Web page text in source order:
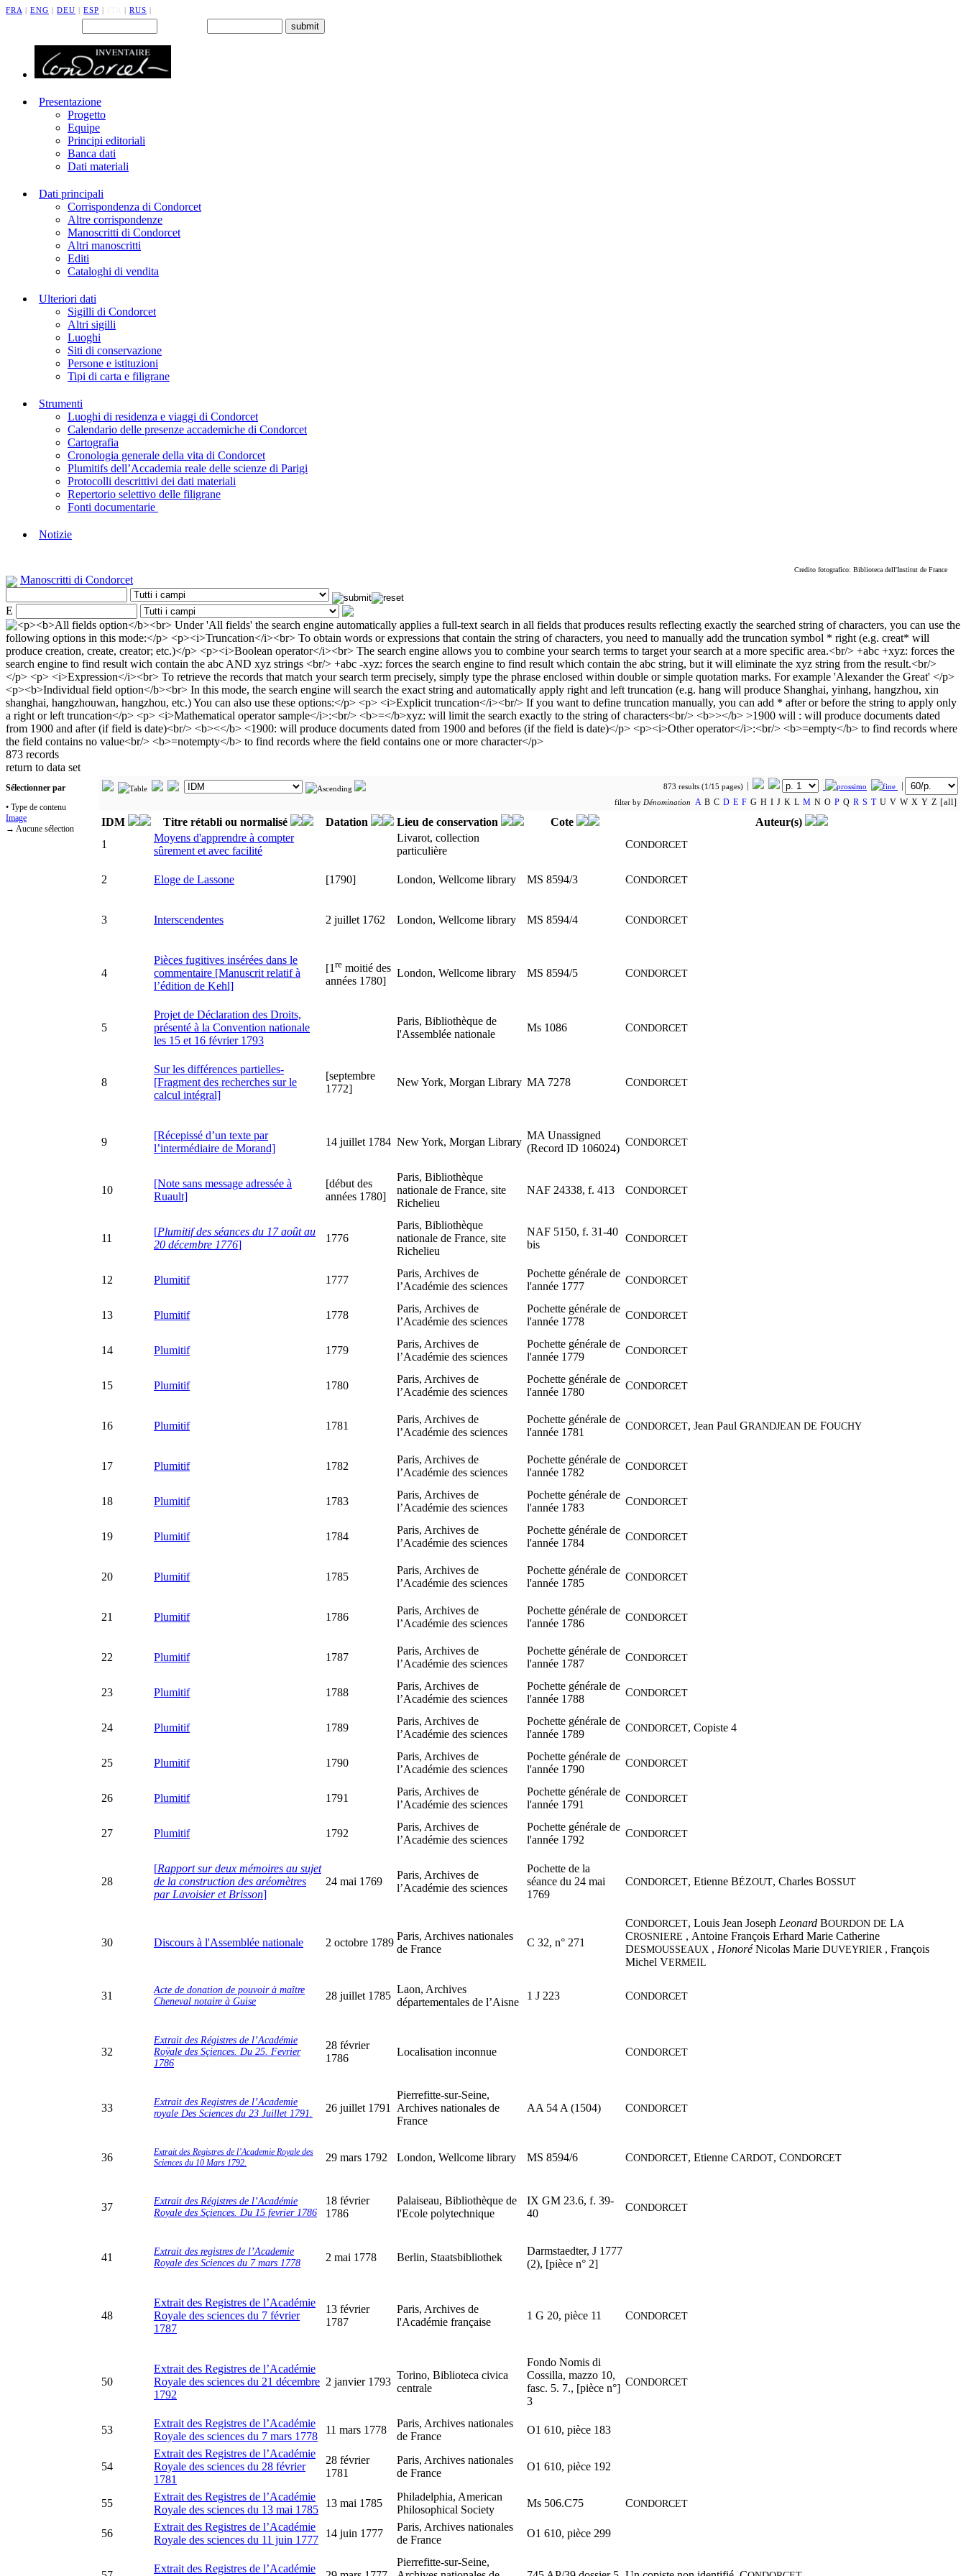
FRA | ENG | DEU | ESP | | RUS |
Presentazione
Progetto
Equipe
Principi editoriali
Banca dati
Dati materiali
Dati principali
Corrispondenza di Condorcet
Altre corrispondenze
Manoscritti di Condorcet
Altri manoscritti
Editi
Cataloghi di vendita
Ulteriori dati
Sigilli di Condorcet
Altri sigilli
Luoghi
Siti di conservazione
Persone e istituzioni
Tipi di carta e filigrane
Strumenti
Luoghi di residenza e viaggi di Condorcet
Calendario delle presenze accademiche di Condorcet
Cartografia
Cronologia generale della vita di Condorcet
Plumitifs dell’Accademia reale delle scienze di Parigi
Protocolli descrittivi dei dati materiali
Repertorio selettivo delle filigrane
Fonti documentarie
Notizie
Credito fotografico: Biblioteca dell'Institut de France
Manoscritti di Condorcet
E
873 records
return to data set
Sélectionner par
• Type de contenu
Image
→ Aucune sélection
873 results (1/15 pages)
filter by Dénomination A B C D E F G H I J K L M N O P Q R S T U V W X Y Z [all]
IDM Titre rétabli ou normalisé Datation Lieu de conservation Cote
Auteur(s)
1
Moyens d'apprendre à compter
sûrement et avec facilité
Livarot, collection
particulière
CONDORCET
2 Eloge de Lassone [1790] London, Wellcome library MS 8594/3 CONDORCET
3 Interscendentes 2 juillet 1762 London, Wellcome library MS 8594/4 CONDORCET
4
Pièces fugitives insérées dans le
commentaire [Manuscrit relatif à
l’édition de Kehl]
[1 re moitié des
années 1780]
London, Wellcome library MS 8594/5 CONDORCET
5
Projet de Déclaration des Droits,
présenté à la Convention nationale
les 15 et 16 février 1793
Paris, Bibliothèque de
l'Assemblée nationale
Ms 1086 CONDORCET
8
Sur les différences partielles-
[Fragment des recherches sur le
calcul intégral]
[septembre
1772]
New York, Morgan Library MA 7278 CONDORCET
9
[Récepissé d’un texte par
l’intermédiaire de Morand]
14 juillet 1784 New York, Morgan Library
MA Unassigned
(Record ID 106024)
CONDORCET
10
[Note sans message adressée à
Ruault]
[début des
années 1780]
Paris, Bibliothèque
nationale de France, site
Richelieu
NAF 24338, f. 413 CONDORCET
11
[Plumitif des séances du 17 août au
20 décembre 1776]
1776
Paris, Bibliothèque
nationale de France, site
Richelieu
NAF 5150, f. 31-40
bis
CONDORCET
12 Plumitif 1777
Paris, Archives de
l’Académie des sciences
Pochette générale de
l'année 1777
CONDORCET
13 Plumitif 1778
Paris, Archives de
l’Académie des sciences
Pochette générale de
l'année 1778
CONDORCET
14 Plumitif 1779
Paris, Archives de
l’Académie des sciences
Pochette générale de
l'année 1779
CONDORCET
15 Plumitif 1780
Paris, Archives de
l’Académie des sciences
Pochette générale de
l'année 1780
CONDORCET
16 Plumitif 1781
Paris, Archives de
l’Académie des sciences
Pochette générale de
l'année 1781
CONDORCET, Jean Paul GRANDJEAN DE FOUCHY
17 Plumitif 1782
Paris, Archives de
l’Académie des sciences
Pochette générale de
l'année 1782
CONDORCET
18 Plumitif 1783
Paris, Archives de
l’Académie des sciences
Pochette générale de
l'année 1783
CONDORCET
19 Plumitif 1784
Paris, Archives de
l’Académie des sciences
Pochette générale de
l'année 1784
CONDORCET
20 Plumitif 1785
Paris, Archives de
l’Académie des sciences
Pochette générale de
l'année 1785
CONDORCET
21 Plumitif 1786
Paris, Archives de
l’Académie des sciences
Pochette générale de
l'année 1786
CONDORCET
22 Plumitif 1787
Paris, Archives de
l’Académie des sciences
Pochette générale de
l'année 1787
CONDORCET
23 Plumitif 1788
Paris, Archives de
l’Académie des sciences
Pochette générale de
l'année 1788
CONDORCET
24 Plumitif 1789
Paris, Archives de
l’Académie des sciences
Pochette générale de
l'année 1789
CONDORCET, Copiste 4
25 Plumitif 1790
Paris, Archives de
l’Académie des sciences
Pochette générale de
l'année 1790
CONDORCET
26 Plumitif 1791
Paris, Archives de
l’Académie des sciences
Pochette générale de
l'année 1791
CONDORCET
27 Plumitif 1792
Paris, Archives de
l’Académie des sciences
Pochette générale de
l'année 1792
CONDORCET
28
[Rapport sur deux mémoires au sujet
de la construction des aréomètres
par Lavoisier et Brisson]
24 mai 1769
Paris, Archives de
l’Académie des sciences
Pochette de la
séance du 24 mai
1769
CONDORCET, Etienne BÉZOUT, Charles BOSSUT
30 Discours à l'Assemblée nationale 2 octobre 1789
Paris, Archives nationales
de France
C 32, n° 271
CONDORCET, Louis Jean Joseph Leonard BOURDON DE LA
CROSNIERE , Antoine François Erhard Marie Catherine
DESMOUSSEAUX , HonoréNicolas Marie DUVEYRIER , François
Michel VERMEIL
31
Acte de donation de pouvoir à maître
Cheneval notaire à Guise
28 juillet 1785
Laon, Archives
départementales de l’Aisne
1 J 223 CONDORCET
32
Extrait des Régistres de l’Académie
Roÿale des Sçiences. Du 25. Fevrier
1786
28 février
1786
Localisation inconnue CONDORCET
33
Extrait des Registres de l’Academie
royale Des Sciences du 23 Juillet 1791.
26 juillet 1791
Pierrefitte-sur-Seine,
Archives nationales de
France
AA 54 A (1504) CONDORCET
36
Extrait des Registres de l’Academie Royale des
Sciences du 10 Mars 1792.
29 mars 1792 London, Wellcome library MS 8594/6 CONDORCET, Etienne CARDOT, CONDORCET
37
Extrait des Régistres de l’Académie
Royale des Sçiences. Du 15 fevrier 1786
18 février
1786
Palaiseau, Bibliothèque de
l'Ecole polytechnique
IX GM 23.6, f. 39-
40
CONDORCET
41
Extrait des registres de l’Academie
Royale des Sciences du 7 mars 1778
2 mai 1778 Berlin, Staatsbibliothek
Darmstaedter, J 1777
(2), [pièce n° 2]
48
Extrait des Registres de l’Académie
Royale des sciences du 7 février
1787
13 février
1787
Paris, Archives de
l'Académie française
1 G 20, pièce 11 CONDORCET
50
Extrait des Registres de l’Académie
Royale des sciences du 21 décembre
1792
2 janvier 1793
Torino, Biblioteca civica
centrale
Fondo Nomis di
Cossilla, mazzo 10,
fasc. 5. 7., [pièce n°]
3
CONDORCET
53
Extrait des Registres de l’Académie
Royale des sciences du 7 mars 1778
11 mars 1778
Paris, Archives nationales
de France
O1 610, pièce 183
54
Extrait des Registres de l’Académie
Royale des sciences du 28 février
1781
28 février
1781
Paris, Archives nationales
de France
O1 610, pièce 192
55
Extrait des Registres de l’Académie
Royale des sciences du 13 mai 1785
13 mai 1785
Philadelphia, American
Philosophical Society
Ms 506.C75 CONDORCET
56
Extrait des Registres de l’Académie
Royale des sciences du 11 juin 1777
14 juin 1777
Paris, Archives nationales
de France
O1 610, pièce 299
Extrait des Registres de l’Académie
Pierrefitte-sur-Seine,